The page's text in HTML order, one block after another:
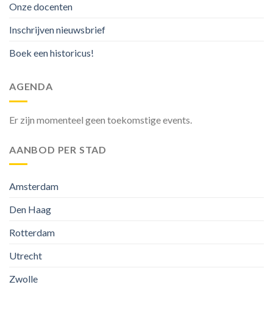
Onze docenten
Inschrijven nieuwsbrief
Boek een historicus!
AGENDA
Er zijn momenteel geen toekomstige events.
AANBOD PER STAD
Amsterdam
Den Haag
Rotterdam
Utrecht
Zwolle